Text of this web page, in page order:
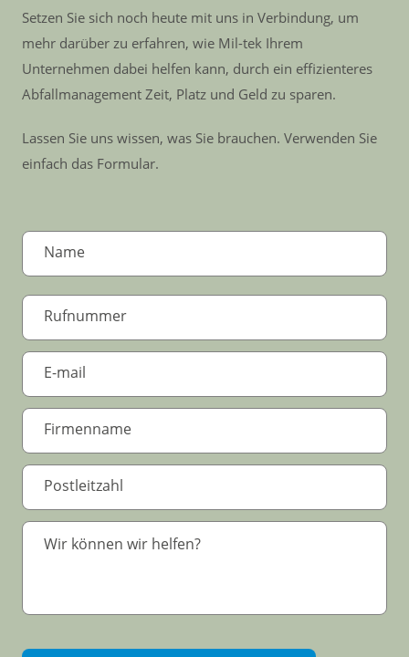
Setzen Sie sich noch heute mit uns in Verbindung, um
mehr darüber zu erfahren, wie Mil-tek Ihrem
Unternehmen dabei helfen kann, durch ein effizienteres
Abfallmanagement Zeit, Platz und Geld zu sparen.
Lassen Sie uns wissen, was Sie brauchen. Verwenden Sie
einfach das Formular.